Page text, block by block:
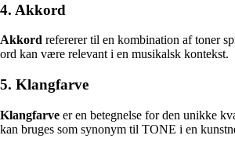
4. Akkord
Akkord refererer til en kombination af toner
ord kan være relevant i en musikalsk kontekst.
5. Klangfarve
Klangfarve er en betegnelse for den unikke
kan bruges som synonym til TONE i en